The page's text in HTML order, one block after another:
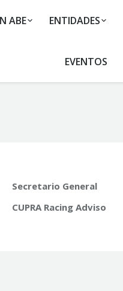
ABE ENTIDADES
EVENTOS
Secretario General
CUPRA Racing Adviso